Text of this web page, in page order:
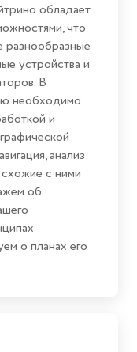
обладает
что
разнообразные
устройства и
В
необходимо
и
анализ
с ними
об
о планах его